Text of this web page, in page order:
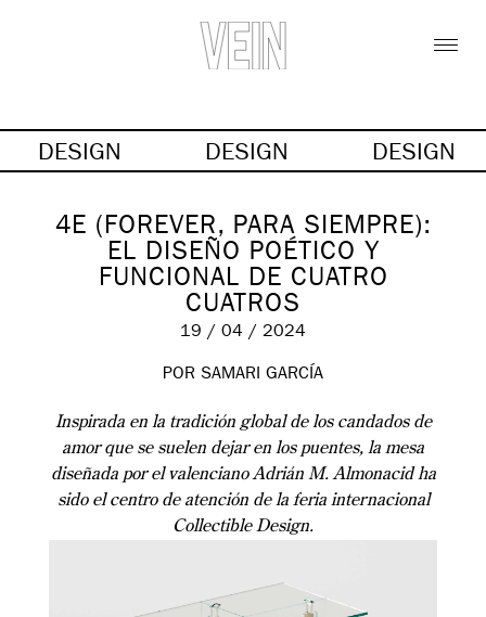
DESIGN DESIGN DESIGN
4E (FOREVER, PARA SIEMPRE):
EL DISEÑO POÉTICO Y
FUNCIONAL DE CUATRO
CUATROS
19 / 04 / 2024
POR SAMARI GARCÍA
Inspirada en la tradición global de los candados de
amor que se suelen dejar en los puentes, la mesa
diseñada por el valenciano Adrián M. Almonacid ha
sido el centro de atención de la feria internacional
Collectible Design.